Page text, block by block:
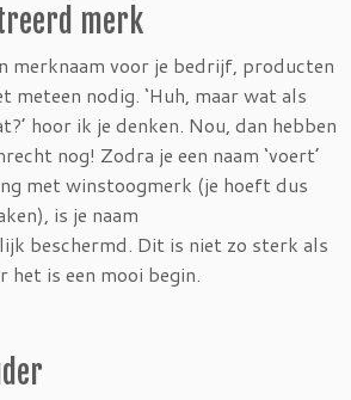
merk
merknaam voor je bedrijf, producten
meteen nodig. ‘Huh, maar wat als
hoor ik je denken. Nou, dan hebben
nog! Zodra je een naam ‘voert’
met winstoogmerk (je hoeft dus
is je naam
beschermd. Dit is niet zo sterk als
het is een mooi begin.